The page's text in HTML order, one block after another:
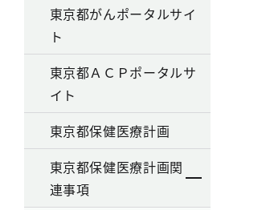
東京都がんポータルサイ
ト
東京都ＡＣＰポータルサ
イト
東京都保健医療計画
東京都保健医療計画関
連事項